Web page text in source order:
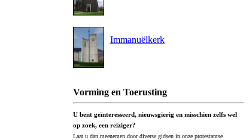
Immanuëlkerk
Vorming en Toerusting
U bent geïnteresseerd, nieuwsgierig en misschien zelfs wel
op zoek, een reiziger?
Laat u dan meenemen door diverse gidsen in onze protestantse